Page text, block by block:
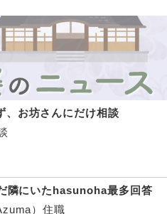
、お坊さんにだけ相談
隣にいたhasunoha最多回答
）住職